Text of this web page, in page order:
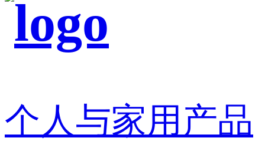
个人与家用产品